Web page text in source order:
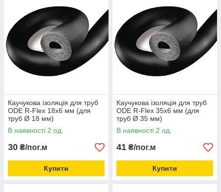
Каучукова ізоляція для труб
ODE R-Flex 18х6 мм (для
труб Ø 18 мм)
В наявності 2 од.
30 ₴/пог.м
Купити
Каучукова ізоляція для труб
ODE R-Flex 35х6 мм (для
труб Ø 35 мм)
В наявності 2 од.
41 ₴/пог.м
Купити